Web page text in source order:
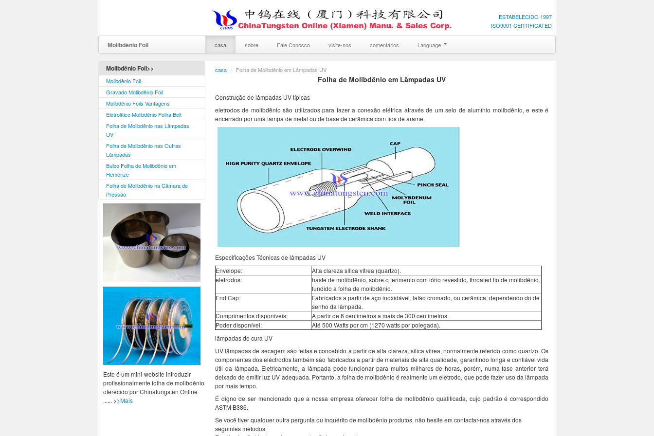
ESTABELECIDO 1997
ISO9001 CERTIFICATED
Molibdênio Foil casa sobre Fale Conosco visite-nos comentários Language
Molibdênio Foil>>
Molibdênio Foil
Gravado Molibdênio Foil
Molibdênio Foils Vantagens
Eletrolítico Molibdênio Folha Belt
Folha de Molibdênio nas Lâmpadas
UV
Folha de Molibdênio nas Outras
Lâmpadas
Bulbo Folha de Molibdênio em
Hemerize
Folha de Molibdênio na Câmara de
Pressão
Este é um mini-website introduzir
profissionalmente folha de molibdênio
oferecido por Chinatungsten Online
...... >>Mais
casa / Folha de Molibdênio em Lâmpadas UV
Folha de Molibdênio em Lâmpadas UV
Construção de lâmpadas UV típicas
eletrodos de molibdênio são utilizados para fazer a conexão elétrica através de um selo de alumínio molibdênio, e este é
encerrado por uma tampa de metal ou de base de cerâmica com fios de arame.
Especificações Técnicas de lâmpadas UV
Envelope:
Alta clareza sílica vítrea (quartzo).
eletrodos:
haste de molibdênio, sobre o ferimento com tório revestido, throated fio de molibdênio,
fundido a folha de molibdênio.
End Cap:
Fabricados a partir de aço inoxidável, latão cromado, ou cerâmica, dependendo do de
senho da lâmpada.
Comprimentos disponíveis:
A partir de 6 centímetros a mais de 300 centímetros.
Poder disponível:
Até 500 Watts por cm (1270 watts por polegada).
lâmpadas de cura UV
UV lâmpadas de secagem são feitas e concebido a partir de alta clareza, sílica vítrea, normalmente referido como quartzo. Os
componentes dos eléctrodos também são fabricados a partir de materiais de alta qualidade, garantindo longa e confiável vida
útil da lâmpada. Eletricamente, a lâmpada pode funcionar para muitos milhares de horas, porém, numa fase anterior terá
deixado de emitir luz UV adequada. Portanto, a folha de molibdênio é realmente um eletrodo, que pode fazer uso da lâmpada
por mais tempo.
É digno de ser mencionado que a nossa empresa oferecer folha de molibdênio qualificada, cujo padrão é correspondido
ASTM B386.
Se você tiver qualquer outra pergunta ou inquérito de molibdênio produtos, não hesite em contactar-nos através dos
seguintes métodos: